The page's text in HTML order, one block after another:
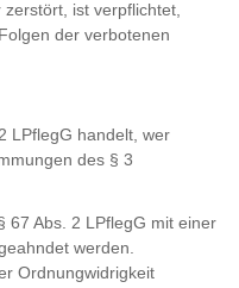
ist verpflichtet,
der verbotenen
LPflegG handelt, wer
des § 3
67 Abs. 2 LPflegG mit einer
werden.
Ordnungwidrigkeit